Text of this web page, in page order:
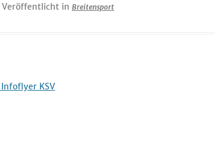
Veröffentlicht in Breitensport
Infoflyer KSV